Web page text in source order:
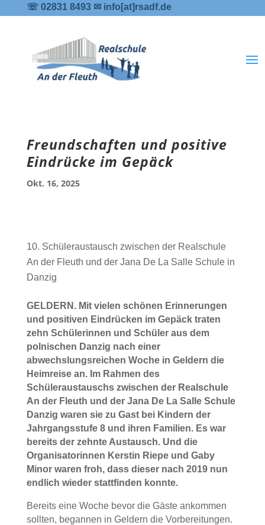
☏ 02831 8493 ✉ info[at]rsadf.de
Freundschaften und positive
Eindrücke im Gepäck
Okt. 16, 2025
Schüleraustausch zwischen der Realschule
An der Fleuth und der Jana De La Salle Schule in
Danzig
GELDERN. Mit vielen schönen Erinnerungen
und positiven Eindrücken im Gepäck traten
zehn Schülerinnen und Schüler aus dem
polnischen Danzig nach einer
abwechslungsreichen Woche in Geldern die
Heimreise an. Im Rahmen des
Schüleraustauschs zwischen der Realschule
An der Fleuth und der Jana De La Salle Schule
Danzig waren sie zu Gast bei Kindern der
Jahrgangsstufe 8 und ihren Familien. Es war
bereits der zehnte Austausch. Und die
Organisatorinnen Kerstin Riepe und Gaby
Minor waren froh, dass dieser nach 2019 nun
endlich wieder stattfinden konnte.
Bereits eine Woche bevor die Gäste ankommen
sollten, begannen in Geldern die Vorbereitungen.